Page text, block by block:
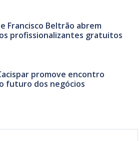
Francisco Beltrão abrem
profissionalizantes gratuitos
promove encontro
futuro dos negócios